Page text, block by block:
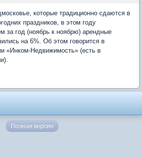
которые традиционно сдаются в
праздников, в этом году
за год (ноябрь к ноябрю) арендные
на 6%. Об этом говорится в
«Инком-Недвижимость» (есть в
Полная версия